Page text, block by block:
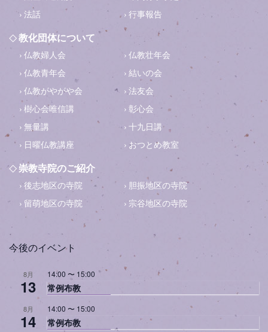
法話
行事報告
教化団体について
仏教婦人会
仏教壮年会
仏教青年会
結いの会
仏教がやがや会
法友会
樹心会唯信講
彰心会
無量講
十九日講
日曜仏教講座
おつとめ教室
崇教寺院のご紹介
後志地区の寺院
胆振地区の寺院
留萌地区の寺院
宗谷地区の寺院
今後のイベント
8月
13
14:00 〜 15:00
常例布教
8月
14
14:00 〜 15:00
常例布教